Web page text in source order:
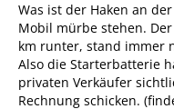
Was ist der Haken an
Mobil mürbe stehen.
km runter, stand immer
Also die Starterbatterie
privaten Verkäufer
Rechnung schicken.